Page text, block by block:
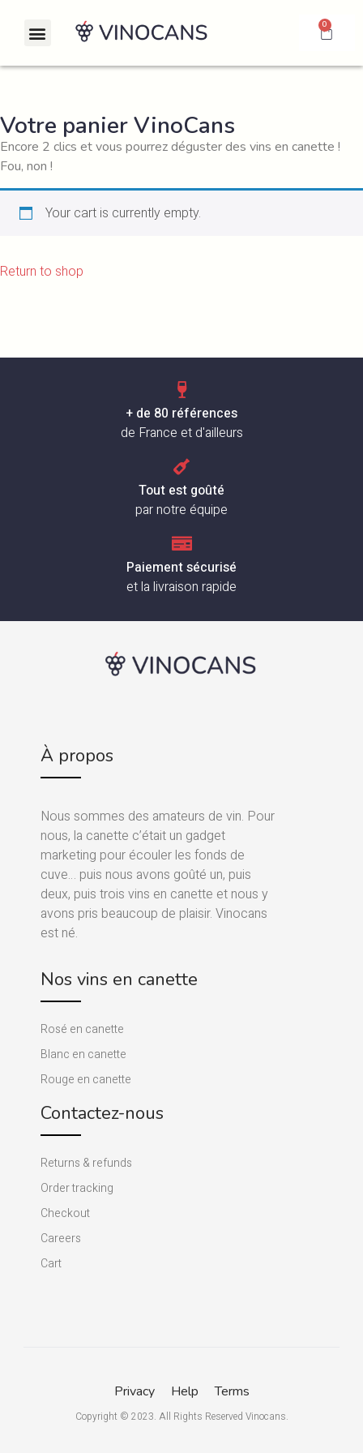
0
Votre panier VinoCans
Encore 2 clics et vous pourrez déguster des vins en canette !
Fou, non !
Your cart is currently empty.
Return to shop
+ de 80 références
de France et d'ailleurs
Tout est goûté
par notre équipe
Paiement sécurisé
et la livraison rapide
À propos
Nous sommes des amateurs de vin. Pour
nous, la canette c’était un gadget
marketing pour écouler les fonds de
cuve… puis nous avons goûté un, puis
deux, puis trois vins en canette et nous y
avons pris beaucoup de plaisir. Vinocans
est né.
Nos vins en canette
Rosé en canette
Blanc en canette
Rouge en canette
Contactez-nous
Returns & refunds
Order tracking
Checkout
Careers
Cart
Privacy Help Terms
Copyright © 2023. All Rights Reserved Vinocans.